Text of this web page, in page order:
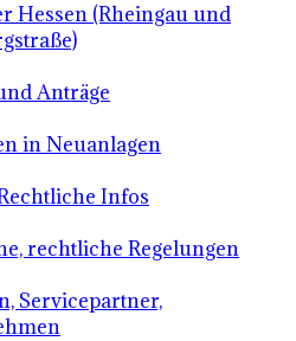
Hessen (Rheingau und
Anträge
in Neuanlagen
Infos
rechtliche Regelungen
Servicepartner,